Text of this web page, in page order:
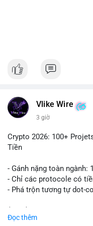
Vlike Wire
3 giờ
Crypto 2026: 100+
Tiền
- Gánh nặng toàn ngành:
- Chỉ các protocole có
- Phá trộn tương tự dot-
Đọc thêm